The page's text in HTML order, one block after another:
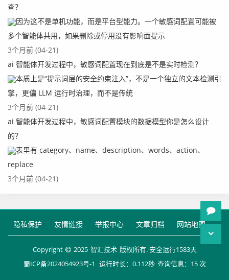
查？
因为这不是单机功能，而是平台型能力。一个敏感词配置可能被
多个智能体共用，如果删除或停用没有影响面提示
3个月前 (04-21)
ai 智能体开发过程中，敏感词配置现在到底是不是实时检测？
本质上是“提示词层的安全约束注入”，不是一个独立的文本检测引
擎，更偏 LLM 运行时治理，而不是传统
3个月前 (04-21)
ai 智能体开发过程中，敏感词配置模块的数据模型你是怎么设计
的？
表里有 category、name、description、words、action、
replace
3个月前 (04-21)
隐私保护 友情链接 举报中心 文章归档 网站地图
Copyright 2025 智汇技术 版权所有. 安全运行1583天
蜀ICP备2024054923号-1 运行时长：0.112秒 查询信息：15 次